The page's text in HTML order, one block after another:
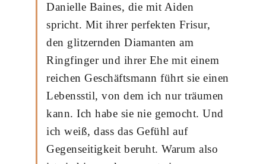
Danielle Baines, die mit Aiden
spricht. Mit ihrer perfekten Frisur,
den glitzernden Diamanten am
Ringfinger und ihrer Ehe mit einem
reichen Geschäftsmann führt sie einen
Lebensstil, von dem ich nur träumen
kann. Ich habe sie nie gemocht. Und
ich weiß, dass das Gefühl auf
Gegenseitigkeit beruht. Warum also